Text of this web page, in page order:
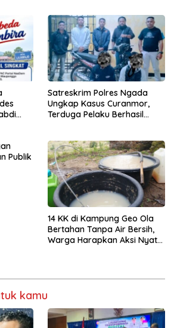
Satreskrim Polres Ngada
Ungkap Kasus Curanmor,
Terduga Pelaku Berhasil
Publik
14 KK di Kampung Geo Ola
Bertahan Tanpa Air Bersih,
Warga Harapkan Aksi Nyata
kamu